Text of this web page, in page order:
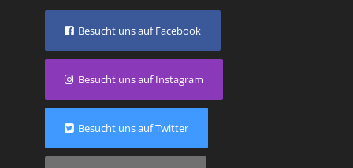
Besucht uns auf Facebook
Besucht uns auf Instagram
Besucht uns auf Twitter